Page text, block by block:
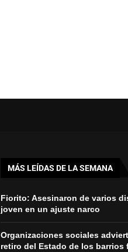
MÁS LEÍDAS DE LA SEMANA
Fiorito: Asesinaron de varios
joven en un ajuste narco
Organizaciones sociales
retiro del Estado de los barrios